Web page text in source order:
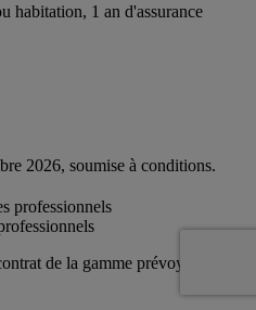
habitation, 1 an d'assurance
2026, soumise à conditions.
de la gamme prévoyance